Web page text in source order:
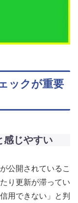
ックが重要
感じやすい
公開されているこ
り更新が滞ってい
用できない」と判